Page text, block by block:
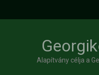
Alapítvány célja a